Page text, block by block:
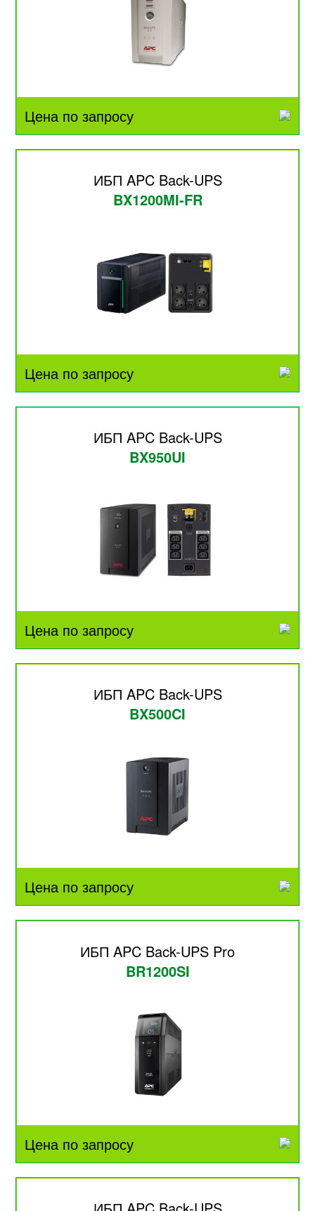
Цена по запросу
ИБП APC Back-UPS
BX1200MI-FR
Цена по запросу
ИБП APC Back-UPS
BX950UI
Цена по запросу
ИБП APC Back-UPS
BX500CI
Цена по запросу
ИБП APC Back-UPS Pro
BR1200SI
Цена по запросу